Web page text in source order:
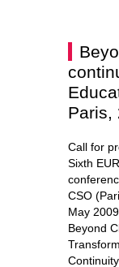
Instructions
Evenements
Paris,
Call for
Sixth
CSO
May 2009
Beyond